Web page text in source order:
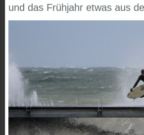
und das Frühjahr etwas aus